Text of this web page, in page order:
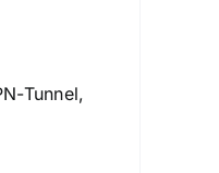
Tunnel,